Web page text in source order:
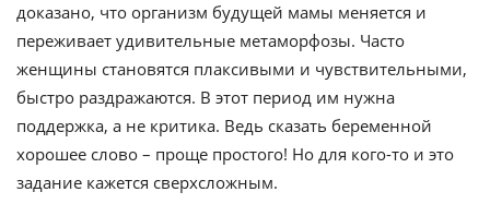
доказано, что организм будущей мамы меняется и
переживает удивительные метаморфозы. Часто
женщины становятся плаксивыми и чувствительными,
быстро раздражаются. В этот период им нужна
поддержка, а не критика. Ведь сказать беременной
хорошее слово – проще простого! Но для кого-то и это
задание кажется сверхсложным.